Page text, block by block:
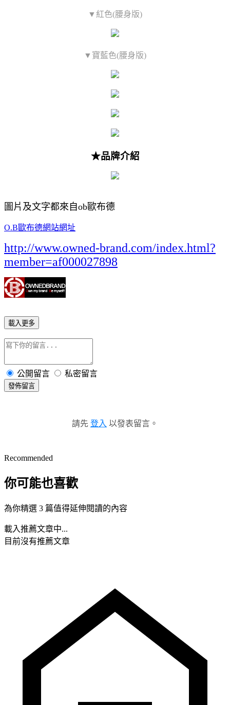
▼紅色(腰身版)
▼寶藍色(腰身版)
★品牌介紹
圖片及文字都來自ob歐布德
O.B歐布德網站網址
http://www.owned-brand.com/index.html?
member=af000027898
載入更多
公開留言 私密留言
發佈留言
請先 登入 以發表留言。
Recommended
你可能也喜歡
為你精選 3 篇值得延伸閱讀的內容
載入推薦文章中...
目前沒有推薦文章